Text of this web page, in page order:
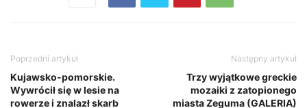
Poprzedni artykuł
Kujawsko-pomorskie.
Wywrócił się w lesie na
rowerze i znalazł skarb
Następny artykuł
Trzy wyjątkowe greckie
mozaiki z zatopionego
miasta Zeguma (GALERIA)